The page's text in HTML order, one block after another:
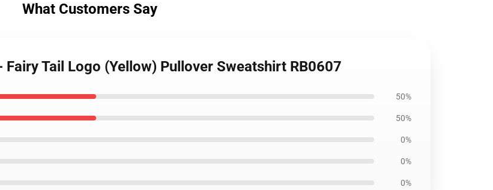
What Customers Say
Tail Logo (Yellow) Pullover Sweatshirt RB0607
50%
50%
0%
0%
0%